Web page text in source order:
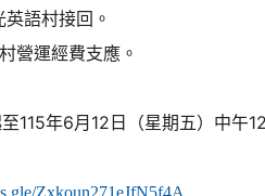
語村接回。
營運經費支應。
115年6月12日（星期五）中午
Zxkoun271eJfN5f4A